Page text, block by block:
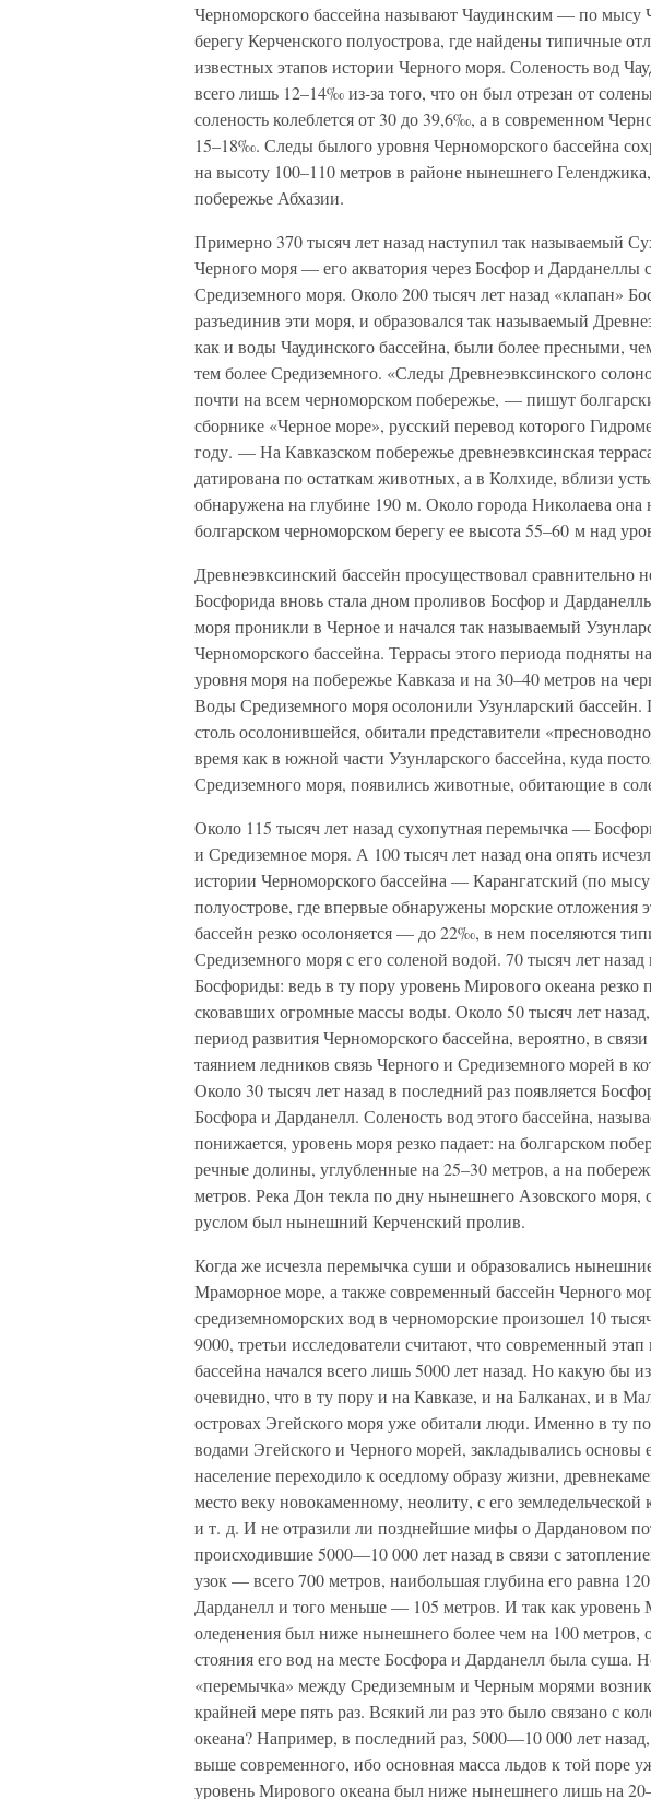
Черноморского бассейна называют Чаудинским — по мысу
берегу Керченского полуострова, где найдены типичные
известных этапов истории Черного моря. Соленость вод
всего лишь 12–14‰ из-за того, что он был отрезан от
соленость колеблется от 30 до 39,6‰, а в современном
15–18‰. Следы былого уровня Черноморского бассейна
на высоту 100–110 метров в районе нынешнего
побережье Абхазии.
Примерно 370 тысяч лет назад наступил так называемый
Черного моря — его акватория через Босфор и Дарданеллы
Средиземного моря. Около 200 тысяч лет назад «клапан»
разъединив эти моря, и образовался так называемый
как и воды Чаудинского бассейна, были более пресными,
тем более Средиземного. «Следы Древнеэвксинского
почти на всем черноморском побережье, — пишут
сборнике «Черное море», русский перевод которого
году. — На Кавказском побережье древнеэвксинская
датирована по остаткам животных, а в Колхиде, вблизи
обнаружена на глубине 190 м. Около города Николаева она
болгарском черноморском берегу ее высота 55–60 м над
Древнеэвксинский бассейн просуществовал сравнительно
Босфорида вновь стала дном проливов Босфор и
моря проникли в Черное и начался так называемый
Черноморского бассейна. Террасы этого периода подняты
уровня моря на побережье Кавказа и на 30–40 метров на
Воды Средиземного моря осолонили Узунларский бассейн.
столь осолонившейся, обитали представители
время как в южной части Узунларского бассейна, куда
Средиземного моря, появились животные, обитающие в
Около 115 тысяч лет назад сухопутная перемычка —
и Средиземное моря. А 100 тысяч лет назад она опять
истории Черноморского бассейна — Карангатский (по
полуострове, где впервые обнаружены морские отложения
бассейн резко осолоняется — до 22‰, в нем поселяются
Средиземного моря с его соленой водой. 70 тысяч лет
Босфориды: ведь в ту пору уровень Мирового океана резко
сковавших огромные массы воды. Около 50 тысяч лет
период развития Черноморского бассейна, вероятно, в
таянием ледников связь Черного и Средиземного морей в
Около 30 тысяч лет назад в последний раз появляется
Босфора и Дарданелл. Соленость вод этого бассейна,
понижается, уровень моря резко падает: на болгарском
речные долины, углубленные на 25–30 метров, а на
метров. Река Дон текла по дну нынешнего Азовского моря,
руслом был нынешний Керченский пролив.
Когда же исчезла перемычка суши и образовались
Мраморное море, а также современный бассейн Черного
средиземноморских вод в черноморские произошел 10
9000, третьи исследователи считают, что современный
бассейна начался всего лишь 5000 лет назад. Но какую бы
очевидно, что в ту пору и на Кавказе, и на Балканах, и в
островах Эгейского моря уже обитали люди. Именно в ту
водами Эгейского и Черного морей, закладывались основы
население переходило к оседлому образу жизни,
место веку новокаменному, неолиту, с его земледельческой
и т. д. И не отразили ли позднейшие мифы о Дардановом
происходившие 5000—10 000 лет назад в связи с
узок — всего 700 метров, наибольшая глубина его равна
Дарданелл и того меньше — 105 метров. И так как уровень
оледенения был ниже нынешнего более чем на 100 метров,
стояния его вод на месте Босфора и Дарданелл была
«перемычка» между Средиземным и Черным морями
крайней мере пять раз. Всякий ли раз это было связано с
океана? Например, в последний раз, 5000—10 000 лет
выше современного, ибо основная масса льдов к той поре
уровень Мирового океана был ниже нынешнего лишь на